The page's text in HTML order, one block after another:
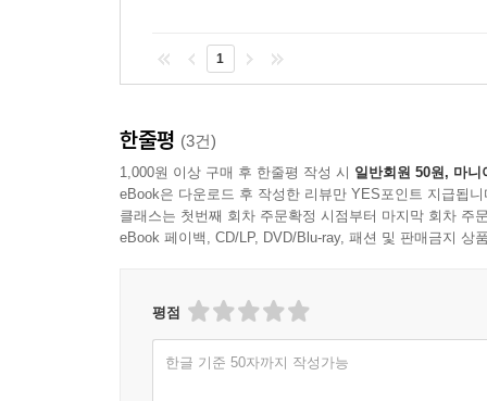
1
한줄평 (3건)
1,000원 이상 구매 후 한줄평 작성 시 일반회원 50원, 마니
eBook은 다운로드 후 작성한 리뷰만 YES포인트 지급됩니
클래스는 첫번째 회차 주문확정 시점부터 마지막 회차 주
eBook 페이백, CD/LP, DVD/Blu-ray, 패션 및 판매금지 상
평점
한글 기준 50자까지 작성가능